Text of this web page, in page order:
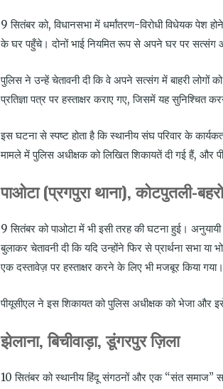
9सितंबर को,विधानसभा में धर्मांतरण-विरोधी विधेयक पेश
के घर पहुँचे। दोनों भाई नियमित रूप से अपने घर पर सत्संग
पुलिस ने उन्हें चेतावनी दी कि वे अपने सत्संग में बाहरी
प्रतिज्ञा पत्र पर हस्ताक्षर कराए गए,जिसमें यह सुनिश्चित
इस घटना से स्पष्ट होता है कि स्थानीय संघ परिवार के
मामले में पुलिस अधीक्षक को लिखित शिकायतें दी गई हैं, और
पाओटा (प्रगपुरा थाना), कोटपुतली-
9सितंबर को पाओटा में भी इसी तरह की घटना हुई।
बुलाकर चेतावनी दी कि यदि उन्होंने फिर से प्रार्थना सभा
एक दस्तावेज़ पर हस्ताक्षर करने के लिए भी मजबूर किया गया।
पीयूसीएल ने इस शिकायत को पुलिस अधीक्षक को भेजा और इसे
झेलाना, बिचीवाड़ा, डूंगरपुर ज़िला
10सितंबर को स्थानीय हिंदू संगठनों और एक “संत समाज”